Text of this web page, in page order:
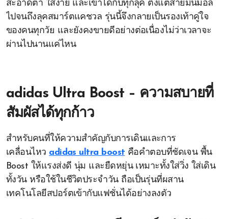
สะอาดตา ใส่ง่าย และเข้าได้กับทุกลุค ตั้งแต่สายมินิมอล
ไปจนถึงลุคสมาร์ตแคชวล รุ่นนี้จึงกลายเป็นรองเท้าคู่ใจ
ของคนทุกวัย และยังคงขายดีอย่างต่อเนื่องไม่ว่าเวลาจะ
ผ่านไปนานแค่ไหน
adidas Ultra Boost – ความสบายที่
สัมผัสได้ทุกก้าว
สำหรับคนที่ให้ความสำคัญกับการเดินและการ
เคลื่อนไหว adidas ultra boost คือคำตอบที่ชัดเจน พื้น
Boost ให้แรงส่งดี นุ่ม และยืดหยุ่น เหมาะทั้งใส่วิ่ง ใส่เดิน
ทั้งวัน หรือใช้ในชีวิตประจำวัน ถือเป็นรุ่นที่ผสาน
เทคโนโลยีสปอร์ตเข้ากับแฟชั่นได้อย่างลงตัว